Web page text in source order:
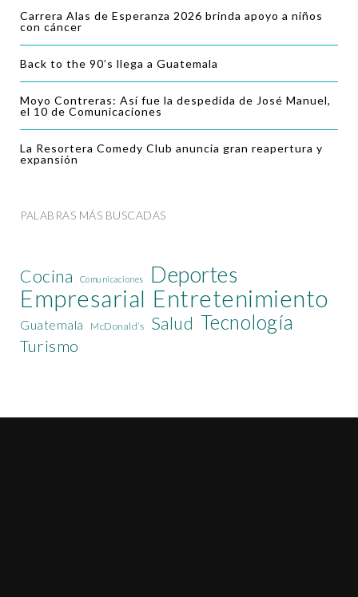
Carrera Alas de Esperanza 2026 brinda apoyo a niños
con cáncer
Back to the 90’s llega a Guatemala
Moyo Contreras: Así fue la despedida de José Manuel,
el 10 de Comunicaciones
La Resortera Comedy Club anuncia gran reapertura y
expansión
PALABRAS MÁS BUSCADAS
Cocina Comunicaciones Deportes
Empresarial Entretenimiento
Guatemala McDonald’s Salud Tecnología
Turismo